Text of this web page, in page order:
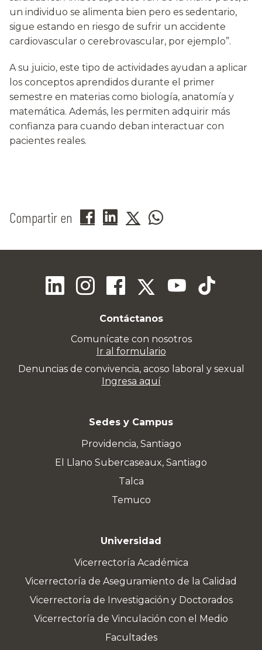
un individuo se alimenta bien pero es sedentario,
sigue estando en riesgo de sufrir un accidente
cardiovascular o cerebrovascular, por ejemplo”.
A su juicio, este tipo de actividades ayudan a aplicar
los conceptos aprendidos durante el primer
semestre en materias como biología, anatomía y
matemática. Además, les permiten adquirir más
confianza para cuando deban interactuar con
pacientes reales.
Compartir en
Contáctanos
Comunícate con nosotros
Ir al formulario
Denuncias de convivencia, acoso laboral y sexual
Ingresa aquí
Sedes y Campus
Providencia, Santiago
El Llano Subercaseaux, Santiago
Talca
Temuco
Universidad
Vicerrectoría Académica
Vicerrectoría de Aseguramiento de la Calidad
Vicerrectoría de Investigación y Doctorados
Vicerrectoría de Vinculación con el Medio
Facultades